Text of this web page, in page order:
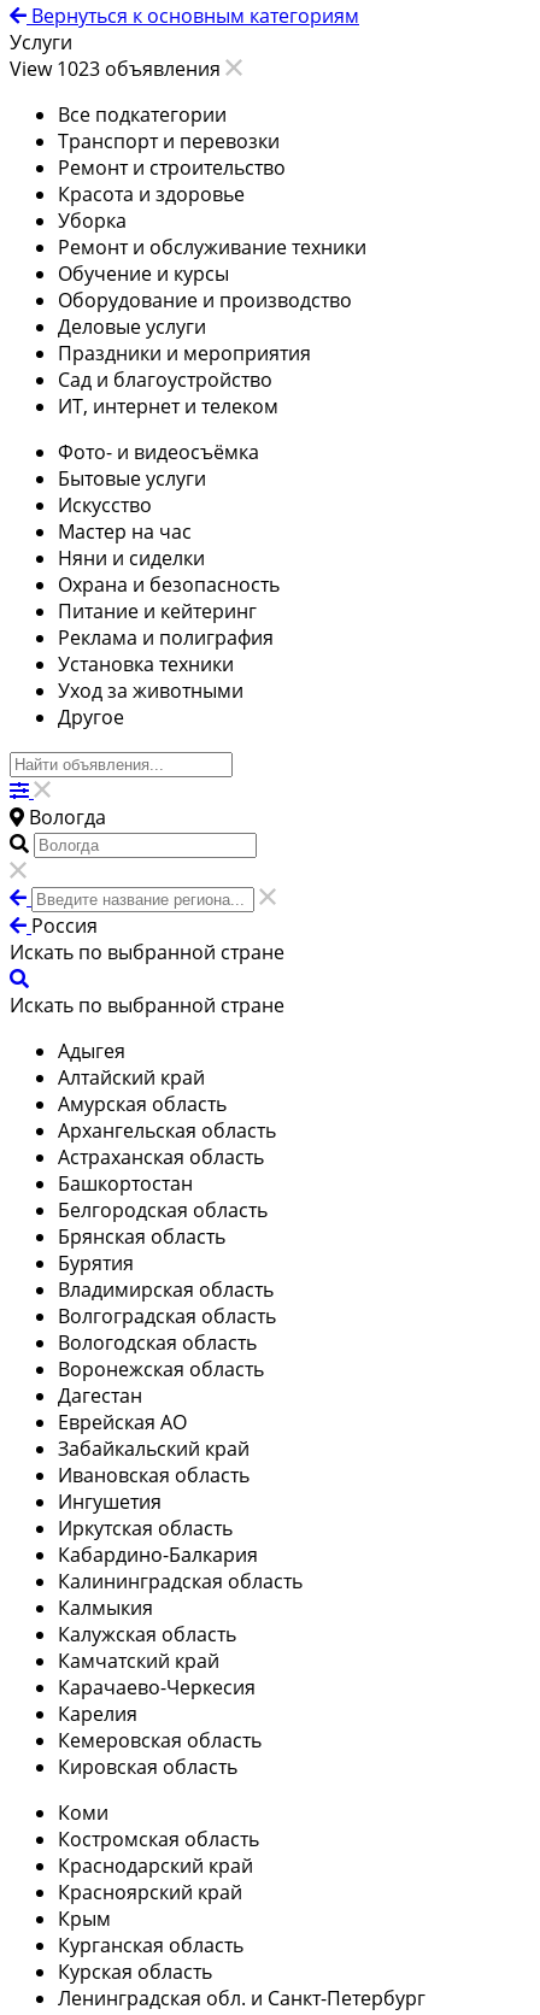
Вернуться к основным категориям
Услуги
View 1023 объявления
Все подкатегории
Транспорт и перевозки
Ремонт и строительство
Красота и здоровье
Уборка
Ремонт и обслуживание техники
Обучение и курсы
Оборудование и производство
Деловые услуги
Праздники и мероприятия
Сад и благоустройство
ИТ, интернет и телеком
Фото- и видеосъёмка
Бытовые услуги
Искусство
Мастер на час
Няни и сиделки
Охрана и безопасность
Питание и кейтеринг
Реклама и полиграфия
Установка техники
Уход за животными
Другое
Вологда
Россия
Искать по выбранной стране
Искать по выбранной стране
Адыгея
Алтайский край
Амурская область
Архангельская область
Астраханская область
Башкортостан
Белгородская область
Брянская область
Бурятия
Владимирская область
Волгоградская область
Вологодская область
Воронежская область
Дагестан
Еврейская АО
Забайкальский край
Ивановская область
Ингушетия
Иркутская область
Кабардино-Балкария
Калининградская область
Калмыкия
Калужская область
Камчатский край
Карачаево-Черкесия
Карелия
Кемеровская область
Кировская область
Коми
Костромская область
Краснодарский край
Красноярский край
Крым
Курганская область
Курская область
Ленинградская обл. и Санкт-Петербург